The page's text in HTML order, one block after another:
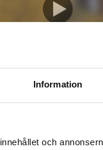
Information
och